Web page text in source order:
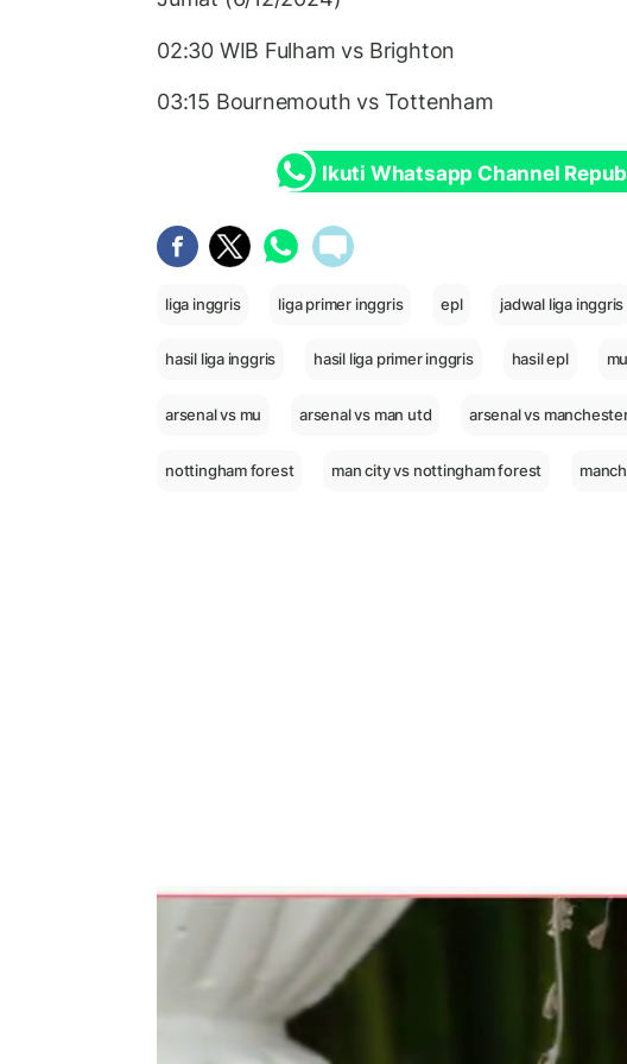
02:30 WIB Fulham vs Brighton
03:15 Bournemouth vs Tottenham
Ikuti Whatsapp Channel
liga inggris liga primer inggris epl jadwal liga inggris
hasil liga inggris hasil liga primer inggris hasil epl mu
arsenal vs mu arsenal vs man utd arsenal vs
nottingham forest man city vs nottingham forest